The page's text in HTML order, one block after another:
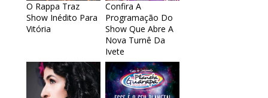
O Rappa Traz
Show Inédito Para
Vitória
Confira A
Programação Do
Show Que Abre A
Nova Turnê Da
Ivete